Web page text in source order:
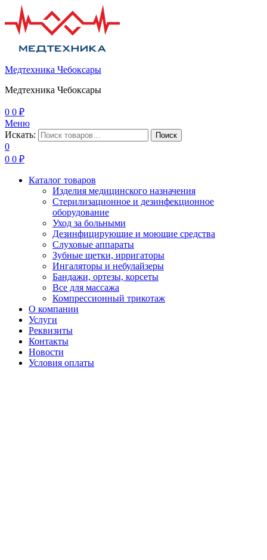
Медтехника Чебоксары
Медтехника Чебоксары
0 0 ₽
Меню
Искать:
Поиск
0
0 0 ₽
Каталог товаров
Изделия медицинского назначения
Стерилизационное и дезинфекционное
оборудование
Уход за больными
Дезинфицирующие и моющие средства
Слуховые аппараты
Зубные щетки, ирригаторы
Ингаляторы и небулайзеры
Бандажи, ортезы, корсеты
Все для массажа
Компрессионный трикотаж
О компании
Услуги
Реквизиты
Контакты
Новости
Условия оплаты